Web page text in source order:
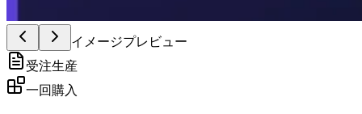
イメージプレビュー
受注生産
一回購入